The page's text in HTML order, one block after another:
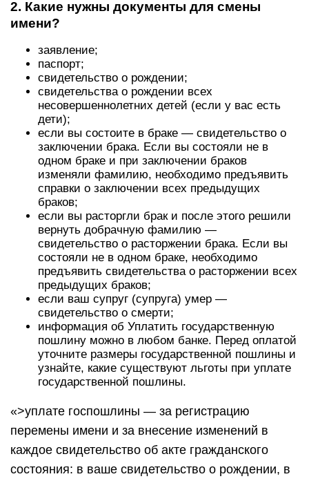
2. Какие нужны документы для смены
имени?
заявление;
паспорт;
свидетельство о рождении;
свидетельства о рождении всех
несовершеннолетних детей (если у вас есть
дети);
если вы состоите в браке — свидетельство о
заключении брака. Если вы состояли не в
одном браке и при заключении браков
изменяли фамилию, необходимо предъявить
справки о заключении всех предыдущих
браков;
если вы расторгли брак и после этого решили
вернуть добрачную фамилию —
свидетельство о расторжении брака. Если вы
состояли не в одном браке, необходимо
предъявить свидетельства о расторжении всех
предыдущих браков;
если ваш супруг (супруга) умер —
свидетельство о смерти;
информация об Уплатить государственную
пошлину можно в любом банке. Перед оплатой
уточните размеры государственной пошлины и
узнайте, какие существуют льготы при уплате
государственной пошлины.
«>уплате госпошлины — за регистрацию
перемены имени и за внесение изменений в
каждое свидетельство об акте гражданского
состояния: в ваше свидетельство о рождении, в